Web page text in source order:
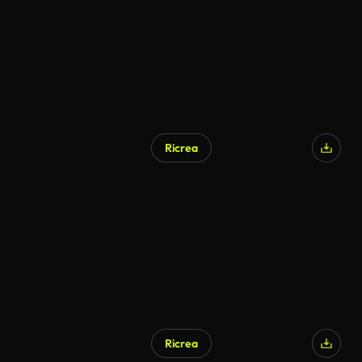
Ricrea
Ricrea